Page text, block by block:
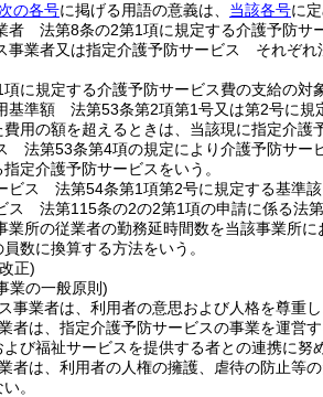
次の各号に掲げる用語の意義は、 当該各号に
者 法第8条の2第1項に規定する介護予防サ
事業者又は指定介護予防サービス それぞ
に規定する介護予防サービス費の支給の対
基準額 法第53条第2項第1号又は第2号に規
用の額を超えるときは、当該現に指定介護
法第53条第4項の規定により介護予防サー
定介護予防サービスをいう。
ビス 法第54条第1項第2号に規定する基準該
ス 法第115条の2の2第1項の申請に係る法
所の従業者の勤務延時間数を当該事業所
数に換算する方法をいう。
正)
業の一般原則)
事業者は、利用者の意思および人格を尊重
者は、指定介護予防サービスの事業を運営
び福祉サービスを提供する者との連携に努
者は、利用者の人権の擁護、虐待の防止等
。